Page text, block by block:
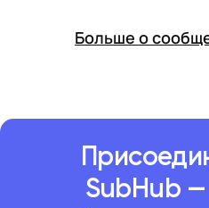
Больше о
SubHub